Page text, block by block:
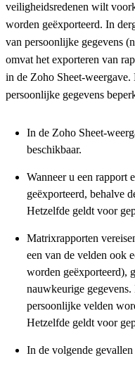
veiligheidsredenen wilt
worden geëxporteerd. In
van persoonlijke gegevens
omvat het exporteren van
in de Zoho Sheet-
persoonlijke gegevens
In de Zoho Sheet-
beschikbaar.
Wanneer u een rapport
geëxporteerd, behalve
Hetzelfde geldt voor
Matrixrapporten
een van de velden ook
worden geëxporteerd),
nauwkeurige
persoonlijke velden
Hetzelfde geldt voor
In de volgende